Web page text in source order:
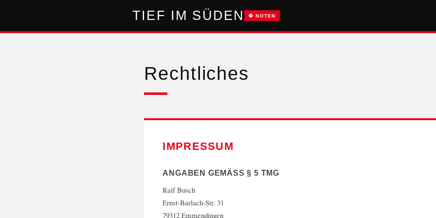
TIEF IM SÜDEN ⚽ NOTEN
Rechtliches
IMPRESSUM
ANGABEN GEMÄSS § 5 TMG
Ralf Busch
Ernst-Barlach-Str. 31
79312 Emmendingen